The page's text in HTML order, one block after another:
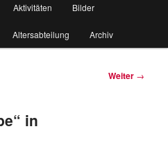
Aktivitäten Bilder
Altersabteilung Archiv
Weiter →
in